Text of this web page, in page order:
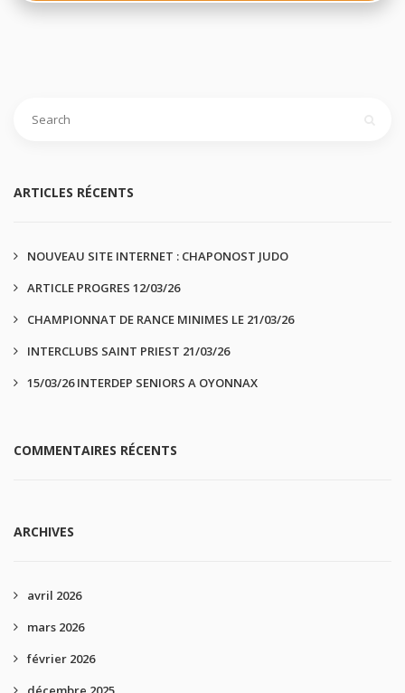
ARTICLES RÉCENTS
NOUVEAU SITE INTERNET : CHAPONOST JUDO
ARTICLE PROGRES 12/03/26
CHAMPIONNAT DE RANCE MINIMES LE 21/03/26
INTERCLUBS SAINT PRIEST 21/03/26
15/03/26 INTERDEP SENIORS A OYONNAX
COMMENTAIRES RÉCENTS
ARCHIVES
avril 2026
mars 2026
février 2026